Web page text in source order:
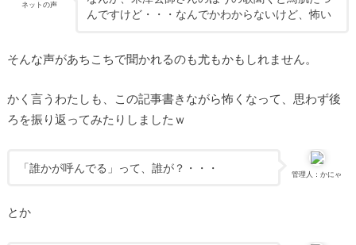
ネットの声
んですけど・・・なんでかわからないけど、怖い
そんな声があちこちで聞かれるのも尤もかもしれません。
かく言うわたしも、この記事書きながら怖くなって、思わず後
ろを振り返ってみたりしましたｗ
管理人：かにゃ
「誰かが呼んでる」って、誰が？・・・
とか